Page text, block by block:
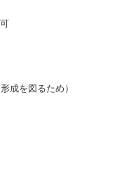
成を図るため）